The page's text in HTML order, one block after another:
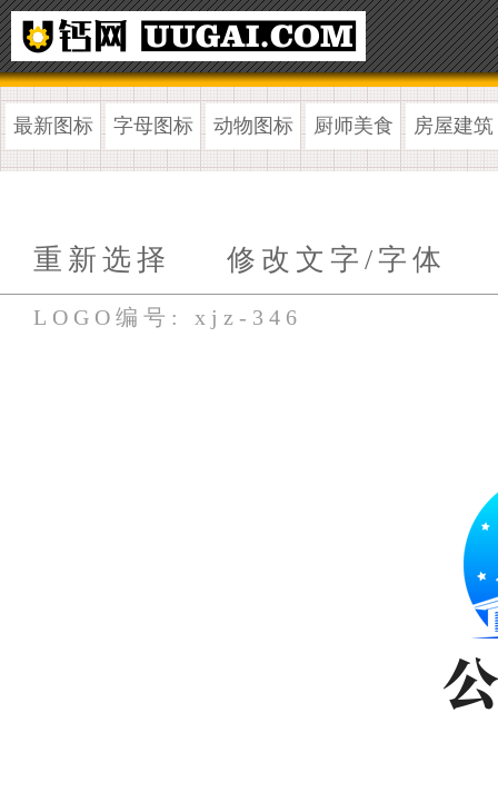
最新图标 字母图标 动物图标 厨师美食 房屋建筑
重新选择 修改文字/字体
LOGO编号: xjz-346